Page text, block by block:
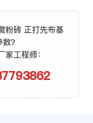
粉砖 正打先布基
？
工程师：